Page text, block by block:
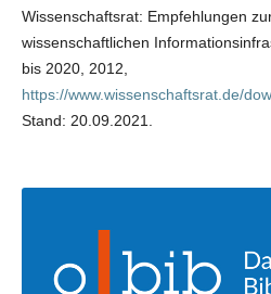
Wissenschaftsrat: Empfehlungen
wissenschaftlichen
bis 2020, 2012,
https://www.wissenschaftsrat.de/
Stand: 20.09.2021.